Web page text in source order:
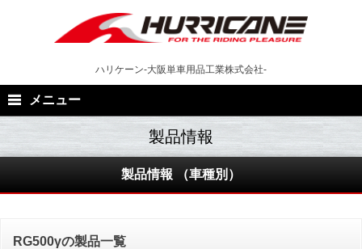
ハリケーン-大阪単車用品工業株式会社-
メニュー
製品情報 （車種別）
RG500γの製品一覧